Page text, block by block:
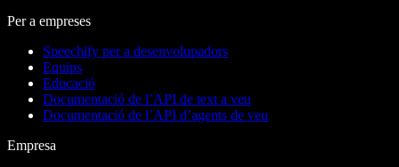
Per a empreses
Speechify per a desenvolupadors
Equips
Educació
Documentació de l’API de text a veu
Documentació de l’API d’agents de veu
Empresa